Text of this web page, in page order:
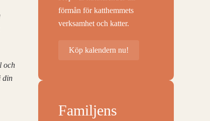
och
din
förmån för katthemmets
verksamhet och katter.
Köp kalendern nu!
Familjens